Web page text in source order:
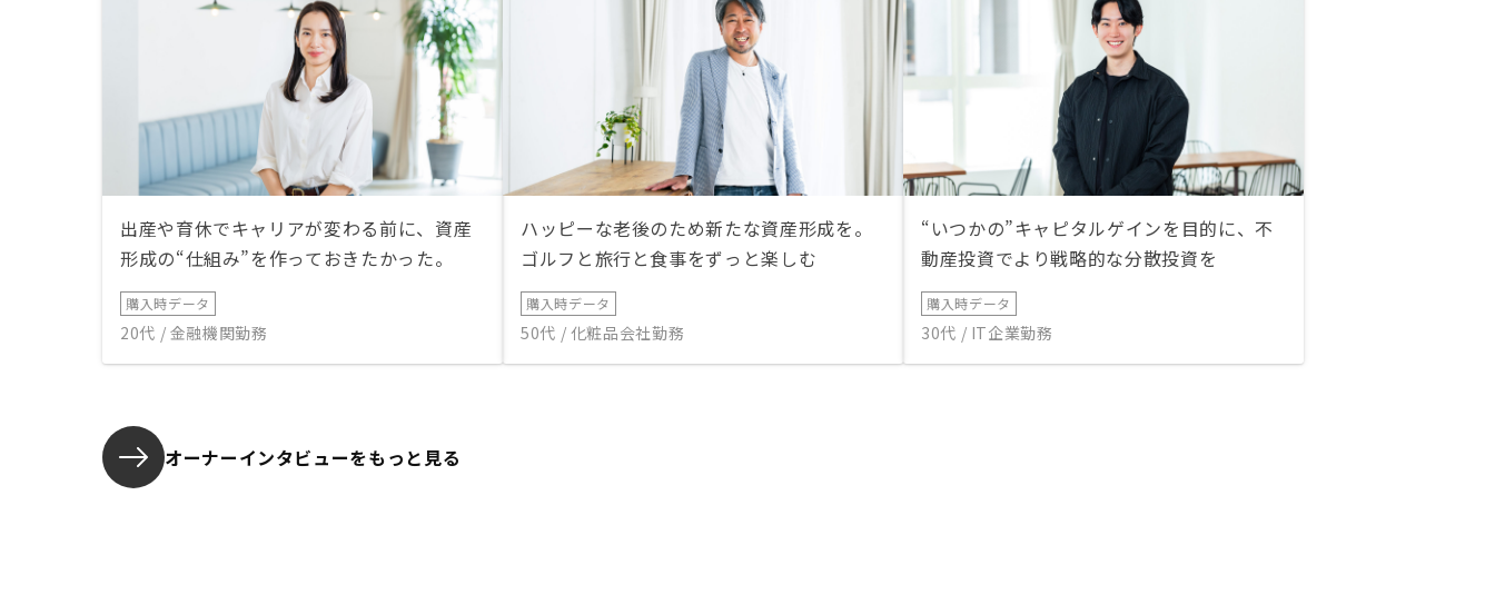
出産や育休でキャリアが変わる前に、資産
形成の“仕組み”を作っておきたかった。
購入時データ
20代 / 金融機関勤務
ハッピーな老後のため新たな資産形成を。
ゴルフと旅行と食事をずっと楽しむ
購入時データ
50代 / 化粧品会社勤務
“いつかの”キャピタルゲインを目的に、不
動産投資でより戦略的な分散投資を
購入時データ
30代 / IT企業勤務
オーナーインタビューをもっと見る